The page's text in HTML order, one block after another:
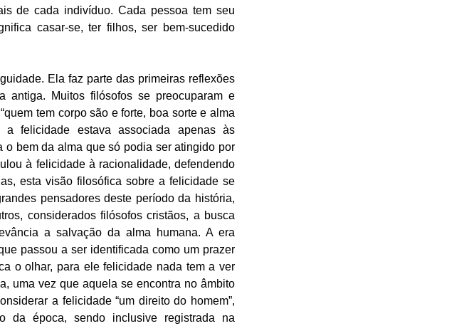
de cada indivíduo. Cada pessoa tem seu
casar-se, ter filhos, ser bem-sucedido
Ela faz parte das primeiras reflexões
antiga. Muitos filósofos se preocuparam e
tem corpo são e forte, boa sorte e alma
felicidade estava associada apenas às
bem da alma que só podia ser atingido por
à felicidade à racionalidade, defendendo
esta visão filosófica sobre a felicidade se
pensadores deste período da história,
considerados filósofos cristãos, a busca
a salvação da alma humana. A era
passou a ser identificada como um prazer
o olhar, para ele felicidade nada tem a ver
uma vez que aquela se encontra no âmbito
a felicidade “um direito do homem”,
da época, sendo inclusive registrada na